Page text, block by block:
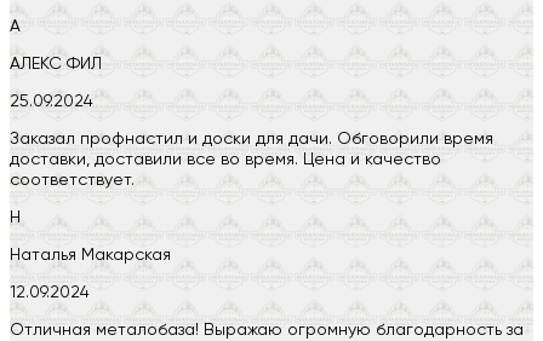
А
АЛЕКС ФИЛ
25.09.2024
Заказал профнастил и доски для дачи. Обговорили время
доставки, доставили все во время. Цена и качество
соответствует.
Н
Наталья Макарская
12.09.2024
Отличная металобаза! Выражаю огромную благодарность за